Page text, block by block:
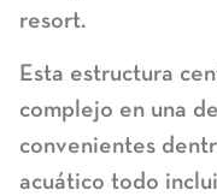
resort.
Esta estructura
complejo en una
convenientes
acuático todo